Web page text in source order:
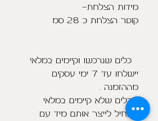
מידות הצלחת-
קוטר הצלחת כ 28 סמ
כלים שנרכשו וקיימים במלאי
יישלחו עד 7 ימי עסקים
מההזמנה .
כלים שלא קיימים במלאי
אתחיל לייצר אותם מיד עם